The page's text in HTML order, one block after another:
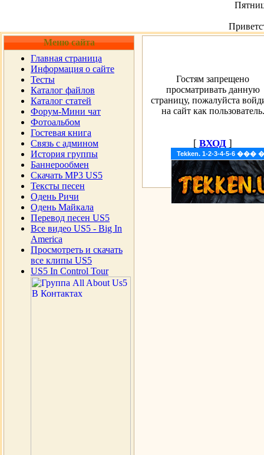
Меню сайта
Главная страница
Информация о сайте
Тесты
Каталог файлов
Каталог статей
Форум-Мини чат
Фотоальбом
Гостевая книга
Cвязь с админом
История группы
Баннерообмен
Скачать MP3 US5
Тексты песен
Одень Ричи
Одень Майкала
Перевод песен US5
Все видео US5 - Big In
America
Просмотреть и скачать
все клипы US5
US5 In Control Tour
Tekken. 1-2-3-4-5-6
Гостям запрещено
просматривать данную
страницу, пожалуйста
на сайт как пользователь.
[ ВХОД ]